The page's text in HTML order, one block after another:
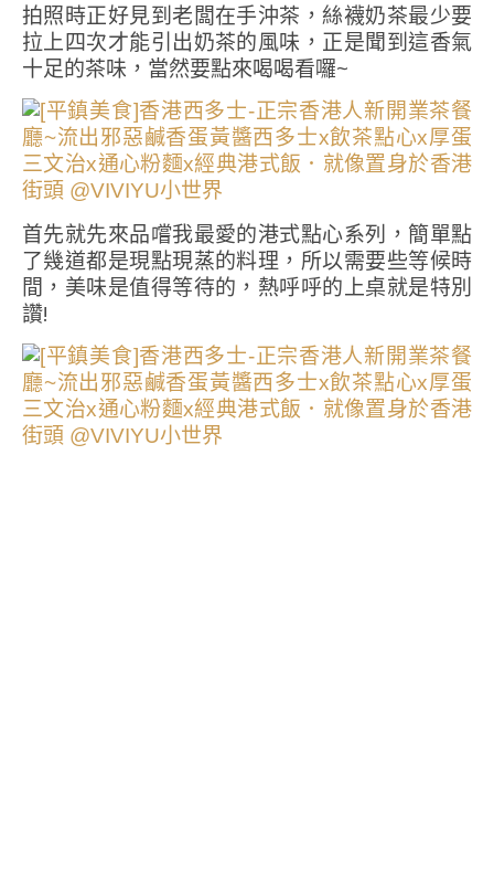
拍照時正好見到老闆在手沖茶，絲襪奶茶最少要
拉上四次才能引出奶茶的風味，正是聞到這香氣
十足的茶味，當然要點來喝喝看囉~
首先就先來品嚐我最愛的港式點心系列，簡單點
了幾道都是現點現蒸的料理，所以需要些等候時
間，美味是值得等待的，熱呼呼的上桌就是特別
讚!